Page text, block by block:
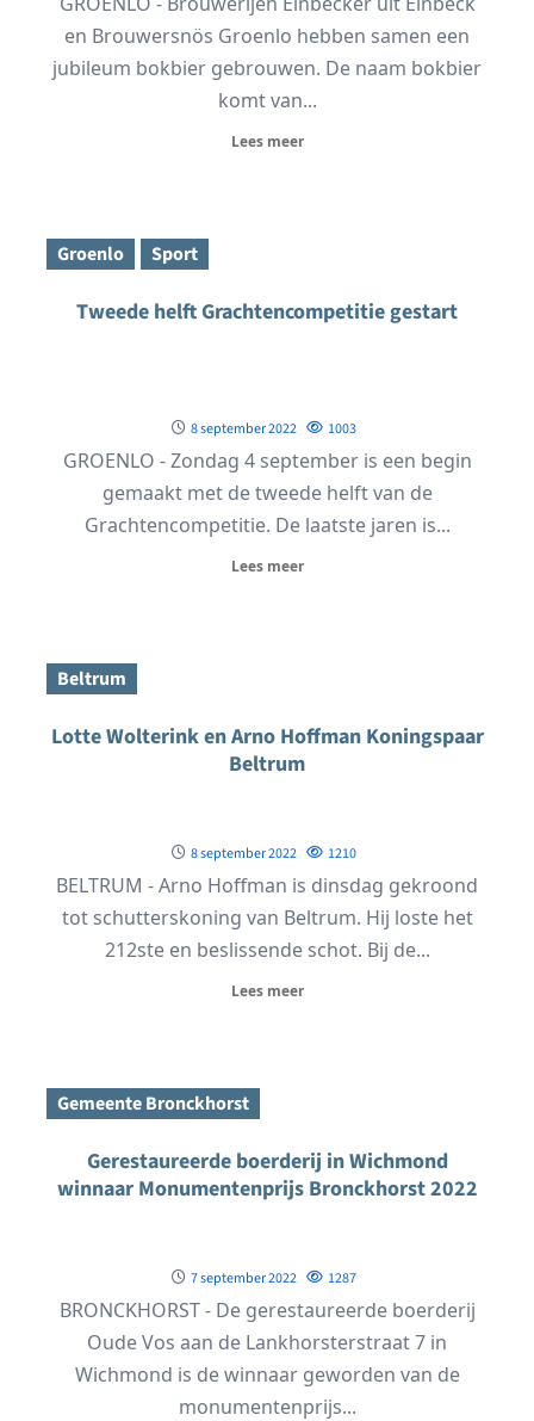
en Brouwersnös Groenlo hebben samen een
jubileum bokbier gebrouwen. De naam bokbier
komt van...
Lees meer
Groenlo Sport
Tweede helft Grachtencompetitie gestart
8 september 2022 1003
GROENLO - Zondag 4 september is een begin
gemaakt met de tweede helft van de
Grachtencompetitie. De laatste jaren is...
Lees meer
Beltrum
Lotte Wolterink en Arno Hoffman Koningspaar
Beltrum
8 september 2022 1210
BELTRUM - Arno Hoffman is dinsdag gekroond
tot schutterskoning van Beltrum. Hij loste het
212ste en beslissende schot. Bij de...
Lees meer
Gemeente Bronckhorst
Gerestaureerde boerderij in Wichmond
winnaar Monumentenprijs Bronckhorst 2022
7 september 2022 1287
BRONCKHORST - De gerestaureerde boerderij
Oude Vos aan de Lankhorsterstraat 7 in
Wichmond is de winnaar geworden van de
monumentenprijs...